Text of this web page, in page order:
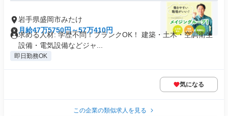
岩手県盛岡市みたけ
月給47万5750円～57万410円
求める人材: 学歴不問！ブランクOK！ 建築・土木・空調衛生
設備・電気設備などジャ...
即日勤務OK
気になる
この企業の類似求人を見る